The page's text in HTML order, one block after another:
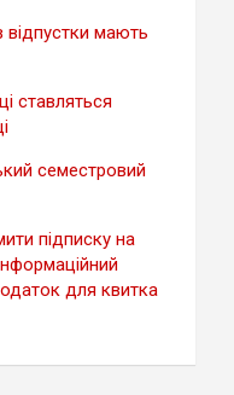
відпустки мають
ставляться
семестровий
підписку на
для квитка